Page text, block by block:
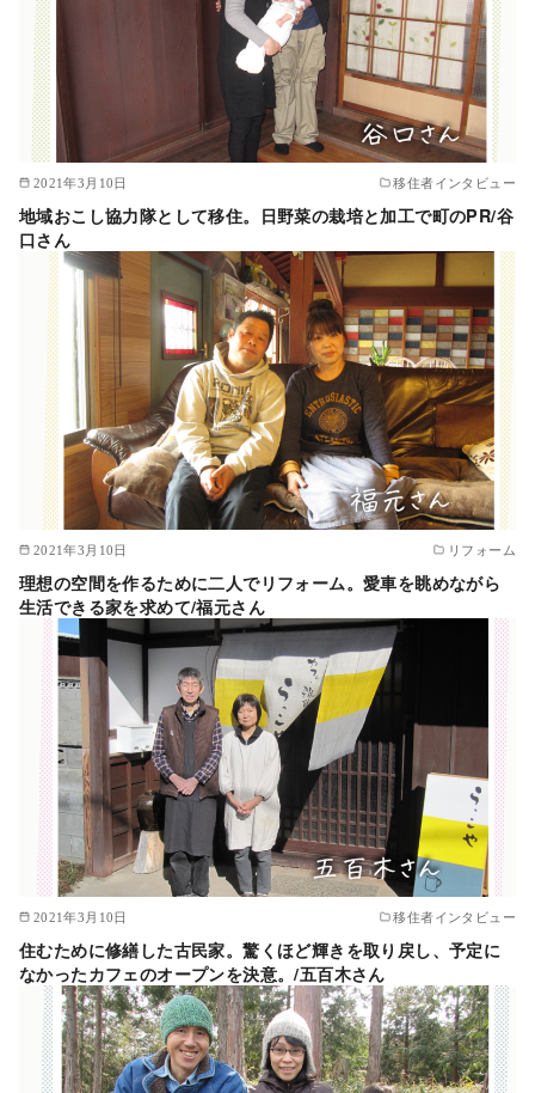
2021年3月10日 移住者インタビュー
地域おこし協力隊として移住。日野菜の栽培と加工で町のPR/谷
口さん
2021年3月10日 リフォーム
理想の空間を作るために二人でリフォーム。愛車を眺めながら
生活できる家を求めて/福元さん
2021年3月10日 移住者インタビュー
住むために修繕した古民家。驚くほど輝きを取り戻し、予定に
なかったカフェのオープンを決意。/五百木さん